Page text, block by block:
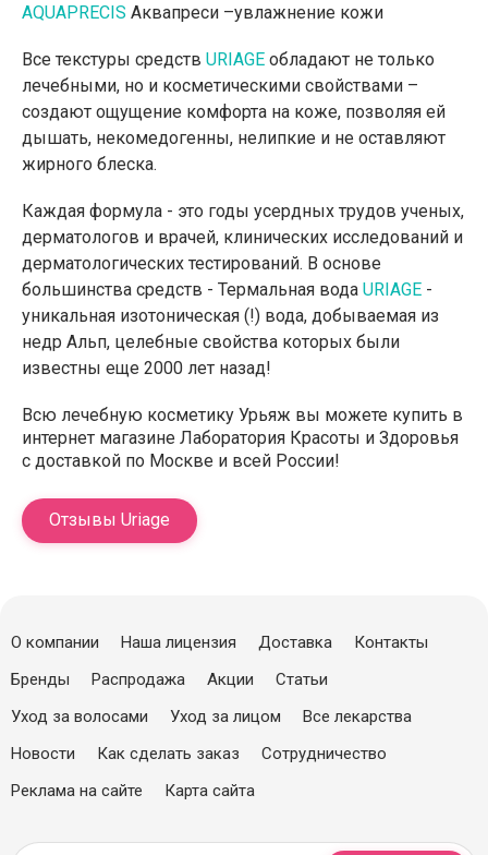
AQUAPRECIS Аквапреси –увлажнение кожи
Все текстуры средств URIAGE обладают не только
лечебными, но и косметическими свойствами –
создают ощущение комфорта на коже, позволяя ей
дышать, некомедогенны, нелипкие и не оставляют
жирного блеска.
Каждая формула - это годы усердных трудов ученых,
дерматологов и врачей, клинических исследований и
дерматологических тестирований. В основе
большинства средств - Термальная вода URIAGE -
уникальная изотоническая (!) вода, добываемая из
недр Альп, целебные свойства которых были
известны еще 2000 лет назад!
Всю лечебную косметику Урьяж вы можете купить в
интернет магазине Лаборатория Красоты и Здоровья
с доставкой по Москве и всей России!
Отзывы Uriage
О компании Наша лицензия Доставка
Контакты
Бренды
Распродажа Акции
Статьи
Уход за волосами
Уход за лицом
Все лекарства
Новости
Как сделать заказ
Сотрудничество
Реклама на сайте
Карта сайта